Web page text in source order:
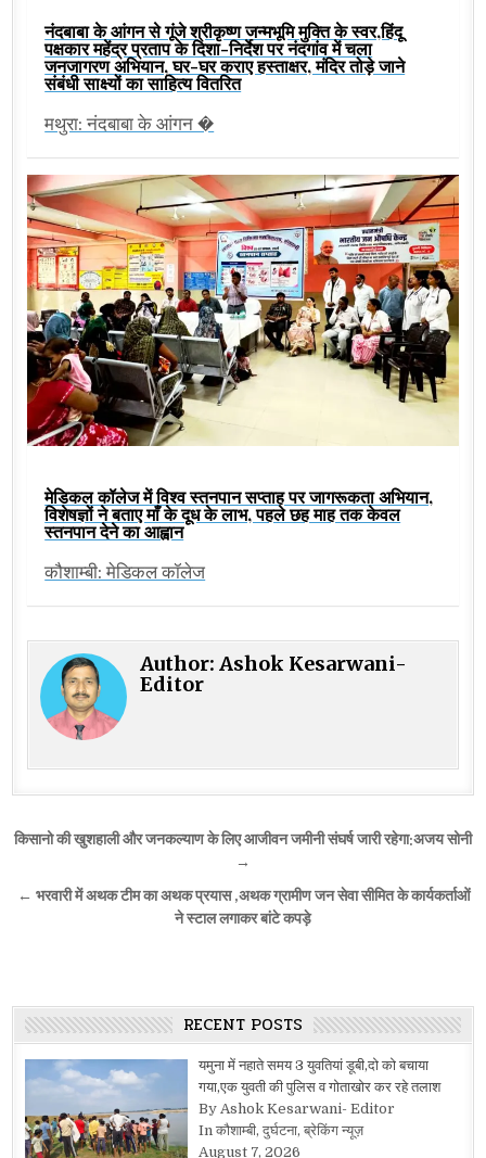
नंदबाबा के आंगन से गूंजे श्रीकृष्ण जन्मभूमि मुक्ति के स्वर,हिंदू
पक्षकार महेंद्र प्रताप के दिशा-निर्देश पर नंदगांव में चला
जनजागरण अभियान, घर-घर कराए हस्ताक्षर, मंदिर तोड़े जाने
संबंधी साक्ष्यों का साहित्य वितरित
मथुरा: नंदबाबा के आंगन �
मेडिकल कॉलेज में विश्व स्तनपान सप्ताह पर जागरूकता अभियान,
विशेषज्ञों ने बताए माँ के दूध के लाभ, पहले छह माह तक केवल
स्तनपान देने का आह्वान
कौशाम्बी: मेडिकल कॉलेज
Author:Ashok Kesarwani-
Editor
Post
किसानो की खुशहाली और जनकल्याण के लिए आजीवन जमीनी संघर्ष जारी रहेगा:अजय सोनी
→
← भरवारी में अथक टीम का अथक प्रयास ,अथक ग्रामीण जन सेवा सीमित के कार्यकर्ताओं
ने स्टाल लगाकर बांटे कपड़े
RECENT POSTS
यमुना में नहाते समय 3 युवतियां डूबी,दो को बचाया
गया,एक युवती की पुलिस व गोताखोर कर रहे तलाश
By Ashok Kesarwani- Editor
In कौशाम्बी, दुर्घटना, ब्रेकिंग न्यूज़
August 7, 2026